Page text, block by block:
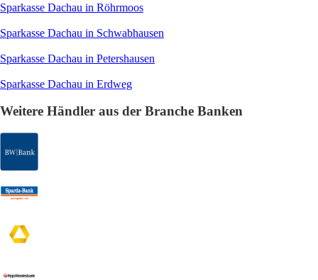
Sparkasse Dachau in Röhrmoos
Sparkasse Dachau in Schwabhausen
Sparkasse Dachau in Petershausen
Sparkasse Dachau in Erdweg
Weitere Händler aus der Branche Banken